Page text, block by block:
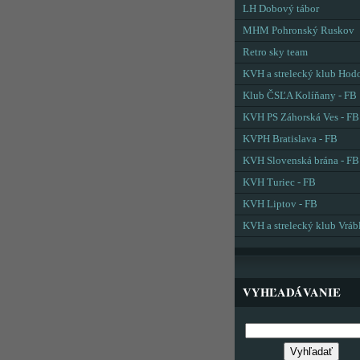
LH Dobový tábor
MHM Pohronský Ruskov
Retro sky team
KVH a strelecký klub
Klub ČSĽA Kolíňany - FB
KVH PS Záhorská Ves - FB
KVPH Bratislava - FB
KVH Slovenská brána - FB
KVH Turiec - FB
KVH Liptov - FB
KVH a strelecký klub
VYHĽADÁVANIE